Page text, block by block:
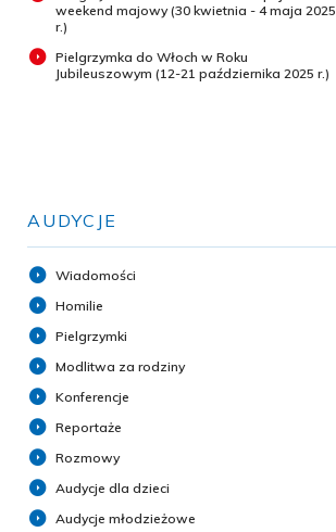
weekend majowy (30 kwietnia - 4 maja 2025
r.)
Pielgrzymka do Włoch w Roku
Jubileuszowym (12-21 października 2025 r.)
AUDYCJE
Wiadomości
Homilie
Pielgrzymki
Modlitwa za rodziny
Konferencje
Reportaże
Rozmowy
Audycje dla dzieci
Audycje młodzieżowe